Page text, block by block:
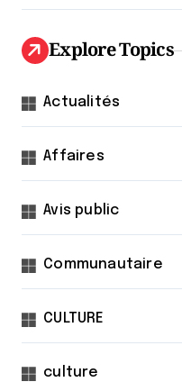
Explore Topics
Actualités
Affaires
Avis public
Communautaire
CULTURE
culture